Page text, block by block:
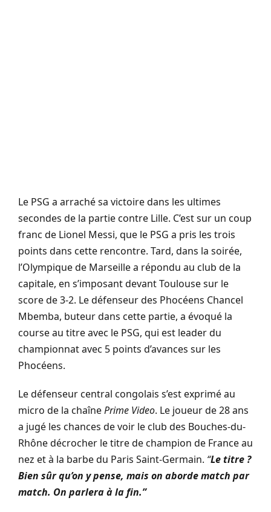
Le PSG a arraché sa victoire dans les ultimes
secondes de la partie contre Lille. C’est sur un coup
franc de Lionel Messi, que le PSG a pris les trois
points dans cette rencontre. Tard, dans la soirée,
l’Olympique de Marseille a répondu au club de la
capitale, en s’imposant devant Toulouse sur le
score de 3-2. Le défenseur des Phocéens Chancel
Mbemba, buteur dans cette partie, a évoqué la
courseau titre avec le PSG, qui est leader du
championnat avec 5 points d’avances sur les
Phocéens.
Le défenseur central congolais s’est exprimé au
micro de la chaînePrime Video. Le joueur de 28 ans
a jugé les chances de voir le club des Bouches-du-
Rhône décrocher le titre de champion de France au
nez et à la barbe du Paris Saint-Germain. “Le titre ?
Bien sûr qu’on y pense, mais on aborde match par
match. On parlera à la fin.”